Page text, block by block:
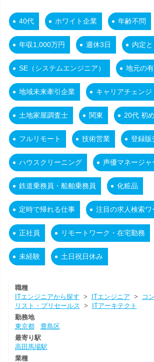
40代 ホワイト企業 年齢不問
年収1,000万円 週休3日 内定
SE（システムエンジニア） 地元の
地域未来牽引企業 キャリアチェンジ
土地家屋調査士 関東 20代 初
フルリモート 技術営業 登録販
ハウスクリーニング 声優マネージャ
鉄道乗務員・船舶乗務員 化粧品
定時で帰れる仕事 注目の求人検索ワ
正社員 リモートワーク・在宅勤務
未経験 土日祝日休み
職種
ITエンジニアから探す > ITエンジニア >
コ
リスト・プリセールス >
ITアーキテクト
勤務地
東京都
豊島区
最寄り駅
高田馬場駅
業種